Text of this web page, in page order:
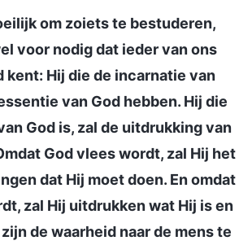
om zoiets te bestuderen,
voor nodig dat ieder van ons
kent: Hij die de incarnatie van
van God hebben. Hij die
God is, zal de uitdrukking van
God vlees wordt, zal Hij het
dat Hij moet doen. En omdat
zal Hij uitdrukken wat Hij is en
de waarheid naar de mens te